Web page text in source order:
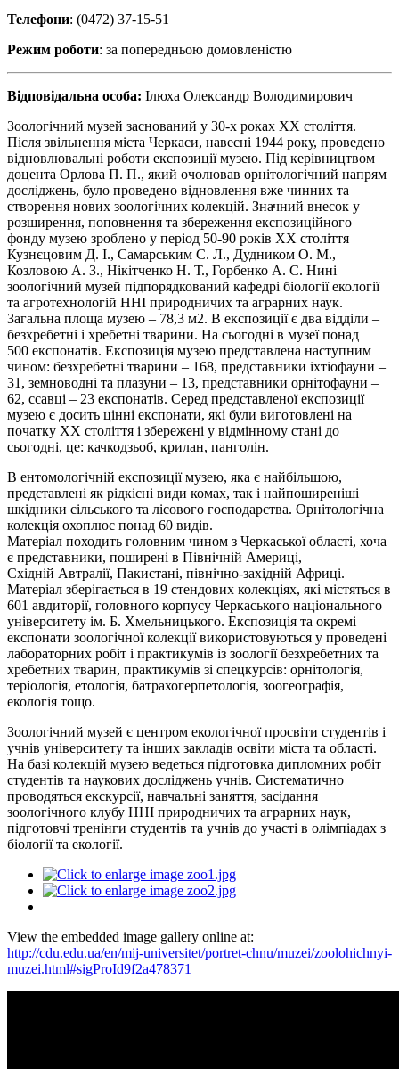
Телефони: (0472) 37-15-51
Режим роботи: за попередньою домовленістю
Відповідальна особа: Ілюха Олександр Володимирович
Зоологічний музей заснований у 30-х роках ХХ століття.
Після звільнення міста Черкаси, навесні 1944 року, проведено
відновлювальні роботи експозиції музею. Під керівництвом
доцента Орлова П. П., який очолював орнітологічний напрям
досліджень, було проведено відновлення вже чинних та
створення нових зоологічних колекцій. Значний внесок у
розширення, поповнення та збереження експозиційного
фонду музею зроблено у період 50-90 років ХХ століття
Кузнєцовим Д. І., Самарським С. Л., Дудником О. М.,
Козловою А. З., Нікітченко Н. Т., Горбенко А. С. Нині
зоологічний музей підпорядкований кафедрі біології екології
та агротехнологій ННІ природничих та аграрних наук.
Загальна площа музею – 78,3 м2. В експозиції є два відділи –
безхребетні і хребетні тварини. На сьогодні в музеї понад
500 експонатів. Експозиція музею представлена наступним
чином: безхребетні тварини – 168, представники іхтіофауни –
31, земноводні та плазуни – 13, представники орнітофауни –
62, ссавці – 23 експонатів. Серед представленої експозиції
музею є досить цінні експонати, які були виготовлені на
початку ХХ століття і збережені у відмінному стані до
сьогодні, це: качкодзьоб, крилан, панголін.
В ентомологічній експозиції музею, яка є найбільшою,
представлені як рідкісні види комах, так і найпоширеніші
шкідники сільського та лісового господарства. Орнітологічна
колекція охоплює понад 60 видів.
Матеріал походить головним чином з Черкаської області, хоча
є представники, поширені в Північній Америці,
Східній Автралії, Пакистані, північно-західній Африці.
Матеріал зберігається в 19 стендових колекціях, які містяться в
601 авдиторії, головного корпусу Черкаського національного
університету ім. Б. Хмельницького. Експозиція та окремі
експонати зоологічної колекції використовуються у проведені
лабораторних робіт і практикумів із зоології безхребетних та
хребетних тварин, практикумів зі спецкурсів: орнітологія,
теріологія, етологія, батрахогерпетологія, зоогеографія,
екологія тощо.
Зоологічний музей є центром екологічної просвіти студентів і
учнів університету та інших закладів освіти міста та області.
На базі колекцій музею ведеться підготовка дипломних робіт
студентів та наукових досліджень учнів. Систематично
проводяться екскурсії, навчальні заняття, засідання
зоологічного клубу ННІ природничих та аграрних наук,
підготовчі тренінги студентів та учнів до участі в олімпіадах з
біології та екології.
View the embedded image gallery online at:
http://cdu.edu.ua/en/mij-universitet/portret-chnu/muzei/zoolohichnyi-
muzei.html#sigProId9f2a478371